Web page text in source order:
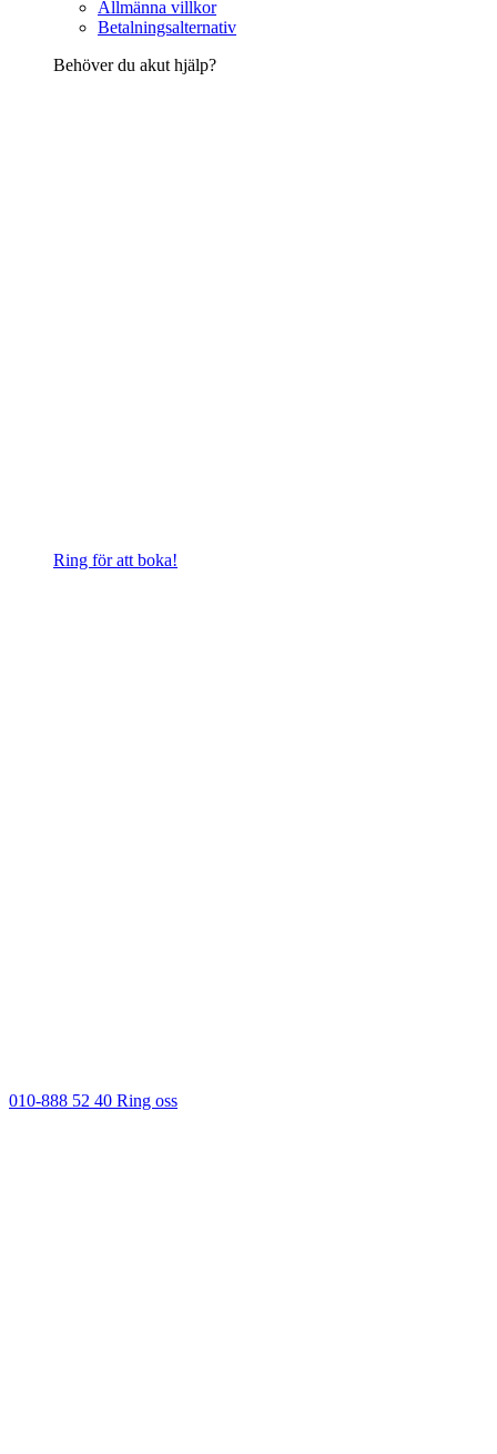
Allmänna villkor
Betalningsalternativ
Behöver du akut hjälp?
Ring för att boka!
010-888 52 40 Ring oss